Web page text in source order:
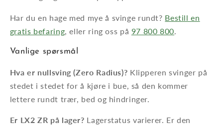
Har du en hage med mye å svinge rundt? Bestill en
gratis befaring , eller ring oss på 97 800 800
Vanlige spørsmål
Hva er nullsving (Zero Radius)? Klipperen svinger på
stedet i stedet for å kjøre i bue, så den kommer
lettere rundt trær, bed og hindringer.
Er LX2 ZR på lager? Lagerstatus varierer. Er den